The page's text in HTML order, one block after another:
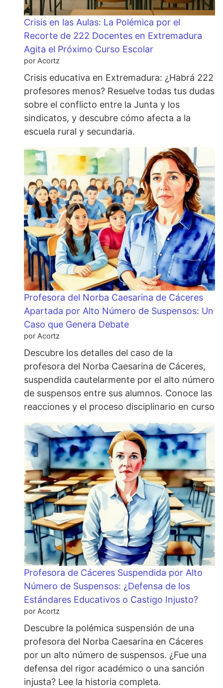
Crisis en las Aulas: La Polémica por el
Recorte de 222 Docentes en Extremadura
Agita el Próximo Curso Escolar
por Acortz
Crisis educativa en Extremadura: ¿Habrá 222
profesores menos? Resuelve todas tus dudas
sobre el conflicto entre la Junta y los
sindicatos, y descubre cómo afecta a la
escuela rural y secundaria.
Profesora del Norba Caesarina de Cáceres
Apartada por Alto Número de Suspensos: Un
Caso que Genera Debate
por Acortz
Descubre los detalles del caso de la
profesora del Norba Caesarina de Cáceres,
suspendida cautelarmente por el alto número
de suspensos entre sus alumnos. Conoce las
reacciones y el proceso disciplinario en curso
Profesora de Cáceres Suspendida por Alto
Número de Suspensos: ¿Defensa de los
Estándares Educativos o Castigo Injusto?
por Acortz
Descubre la polémica suspensión de una
profesora del Norba Caesarina en Cáceres
por un alto número de suspensos. ¿Fue una
defensa del rigor académico o una sanción
injusta? Lee la historia completa.